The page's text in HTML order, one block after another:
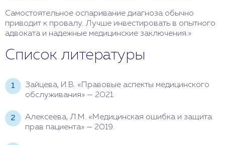
Самостоятельное оспаривание диагноза обычно
приводит к провалу. Лучше инвестировать в опытного
адвоката и надежные медицинские заключения.»
Список литературы
Зайцева, И.В. «Правовые аспекты медицинского
обслуживания» — 2021.
Алексеева, Л.М. «Медицинская ошибка и защита
прав пациента» — 2019.